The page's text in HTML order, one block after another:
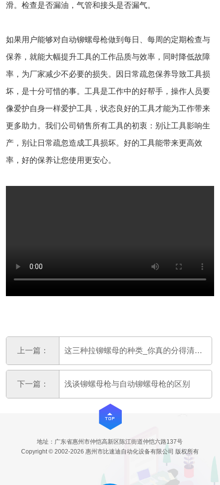
滑。检查是否漏油，气管和接头是否漏气。
如果用户能够对自动铆螺母枪做到每日、每周的定期检查与
保养，就能大幅提升工具的工作品质与效率，同时降低故障
率，为厂家减少不必要的损失。因日常疏忽保养导致工具损
坏，是十分可惜的事。工具是工作中的好帮手，操作人员要
像爱护自身一样爱护工具，状态良好的工具才能为工作带来
更多助力。我们公司销售所有工具的初衷：别让工具影响生
产，别让日常疏忽造成工具损坏。好的工具能带来更高效
率，好的保养让您使用更安心。
上一篇： 这三种拉铆螺母的种类_你真的分得清楚吗？
下一篇： 浅谈铆螺母枪与自动铆螺母枪的区别
地址：广东省惠州市仲恺高新区陈江街道仲恺六路137号
Copyright © 2002-2026 惠州市比速迪自动化设备有限公司 版权所有